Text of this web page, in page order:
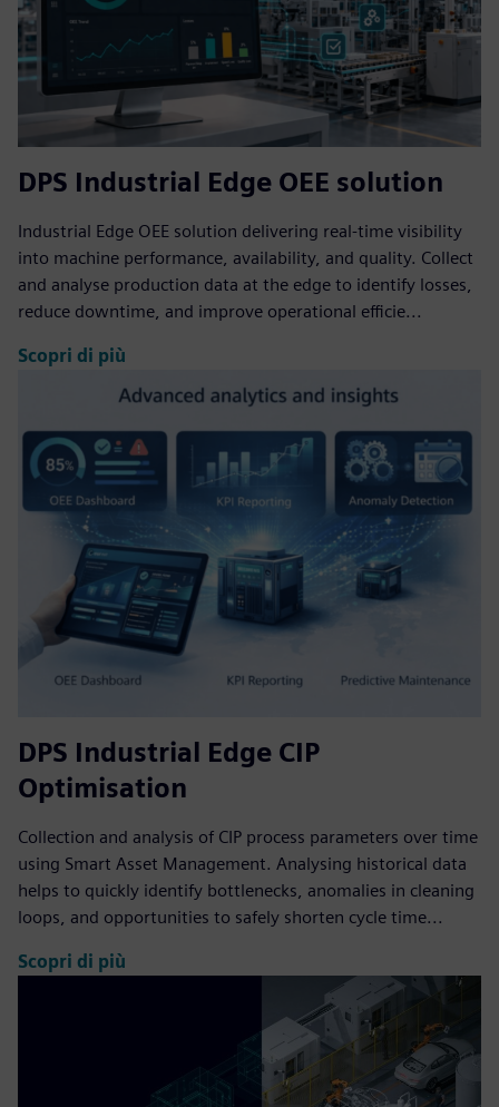
DPS Industrial Edge OEE solution
Industrial Edge OEE solution delivering real-time visibility
into machine performance, availability, and quality. Collect
and analyse production data at the edge to identify losses,
reduce downtime, and improve operational efficie...
Scopri di più
DPS Industrial Edge CIP
Optimisation
Collection and analysis of CIP process parameters over time
using Smart Asset Management. Analysing historical data
helps to quickly identify bottlenecks, anomalies in cleaning
loops, and opportunities to safely shorten cycle time...
Scopri di più